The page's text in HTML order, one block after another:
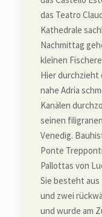
das Teatro
Kathedrale
Nachmittag
kleinen
Hier durchzieht
nahe Adria
Kanälen
seinen
Venedig.
Ponte
Pallottas von
Sie besteht
und zwei
und wurde am